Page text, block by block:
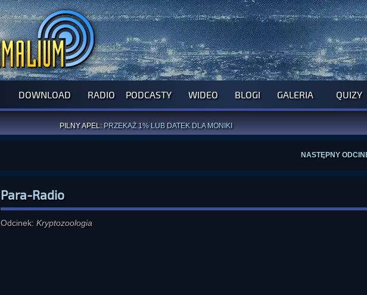
DOWNLOAD RADIO PODCASTY WIDEO BLOGI GALERIA QUIZY
SPRAWDŹ PROGRAM NA NAJBLIŻSZY TYDZIEŃ
JUŻ DZIŚ WYPRÓBUJ NASZE OFICJALNE APLIKACJE
PILNY APEL: PRZEKAŻ 1% LUB DATEK DLA MONIKI
NOWE KSIĄŻKI AUTORSTWAA. MIAZGIID. TRELI
NASTĘPNY
Para-Radio
Odcinek: Kryptozoologia